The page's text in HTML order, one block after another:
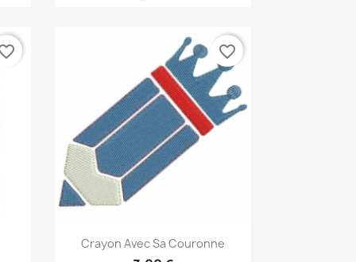
Aperçu rapide
Crayon Avec Sa Couronne
favorite_border